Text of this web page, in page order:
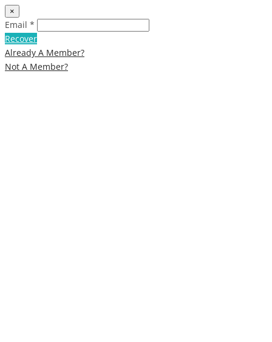
×
Email *
Recover
Already A Member?
Not A Member?